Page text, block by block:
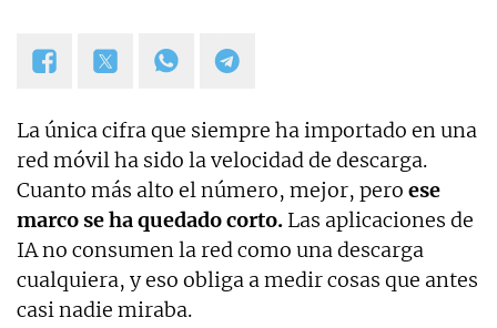
La única cifra que siempre ha importado en una
red móvil ha sido la velocidad de descarga.
Cuanto más alto el número, mejor, pero ese
marco se ha quedado corto. Las aplicaciones de
IA no consumen la red como una descarga
cualquiera, y eso obliga a medir cosas que antes
casi nadie miraba.